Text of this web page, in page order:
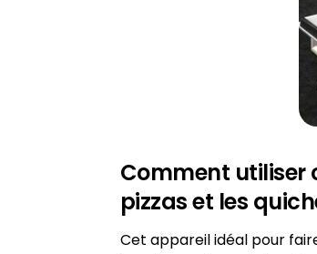
Comment utiliser
pizzas et les
Cet appareil idéal pour